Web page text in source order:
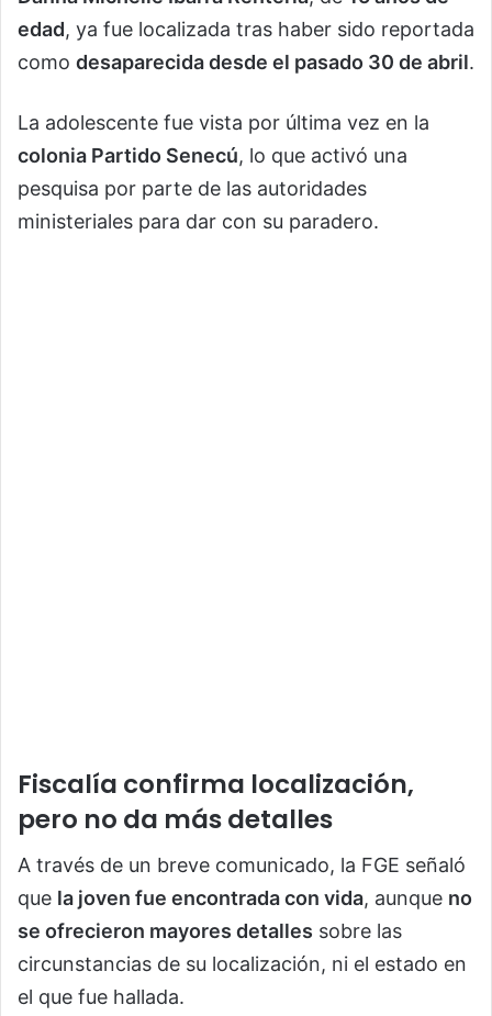
edad, ya fue localizada tras haber sido reportada
como desaparecida desde el pasado 30 de abril.
La adolescente fue vista por última vez en la
colonia Partido Senecú, lo que activó una
pesquisa por parte de las autoridades
ministeriales para dar con su paradero.
Fiscalía confirma localización,
pero no da más detalles
A través de un breve comunicado, la FGE señaló
que la joven fue encontrada con vida, aunque no
se ofrecieron mayores detalles sobre las
circunstancias de su localización, ni el estado en
el que fue hallada.